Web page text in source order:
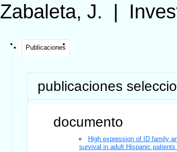
Zabaleta, J.
Publicaciones
publicaciones
documento
High expression of ID family
survival in adult Hispanic